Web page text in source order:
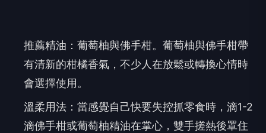
推薦精油：葡萄柚與佛手柑。葡萄柚與佛手柑帶
有清新的柑橘香氣，不少人在放鬆或轉換心情時
會選擇使用。
溫柔用法：當感覺自己快要失控抓零食時，滴1-2
滴佛手柑或葡萄柚精油在掌心，雙手搓熱後罩住